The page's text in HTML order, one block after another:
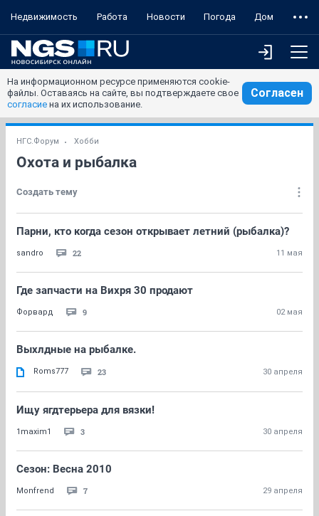
Недвижимость Работа Новости Погода Дом
На информационном ресурсе применяются cookie-
файлы. Оставаясь на сайте, вы подтверждаете свое
согласие на их использование.
Согласен
НГС.Форум Хобби
Охота и рыбалка
Создать тему
Парни, кто когда сезон открывает летний (рыбалка)?
sandro 22 11 мая
Где запчасти на Вихря 30 продают
Форвард 9 02 мая
Выхлдные на рыбалке.
Roms777 23 30 апреля
Ищу ягдтерьера для вязки!
1maxim1 3 30 апреля
Сезон: Весна 2010
Monfrend 7 29 апреля